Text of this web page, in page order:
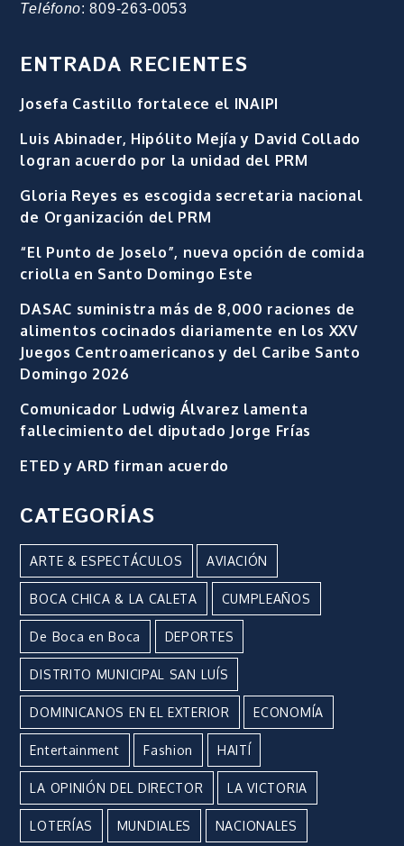
Teléfono: 809-263-0053
ENTRADA RECIENTES
Josefa Castillo fortalece el INAIPI
Luis Abinader, Hipólito Mejía y David Collado
logran acuerdo por la unidad del PRM
Gloria Reyes es escogida secretaria nacional
de Organización del PRM
“El Punto de Joselo”, nueva opción de comida
criolla en Santo Domingo Este
DASAC suministra más de 8,000 raciones de
alimentos cocinados diariamente en los XXV
Juegos Centroamericanos y del Caribe Santo
Domingo 2026
Comunicador Ludwig Álvarez lamenta
fallecimiento del diputado Jorge Frías
ETED y ARD firman acuerdo
CATEGORÍAS
ARTE & ESPECTÁCULOS AVIACIÓN
BOCA CHICA & LA CALETA CUMPLEAÑOS
De Boca en Boca DEPORTES
DISTRITO MUNICIPAL SAN LUÍS
DOMINICANOS EN EL EXTERIOR ECONOMÍA
Entertainment Fashion HAITÍ
LA OPINIÓN DEL DIRECTOR LA VICTORIA
LOTERÍAS MUNDIALES NACIONALES